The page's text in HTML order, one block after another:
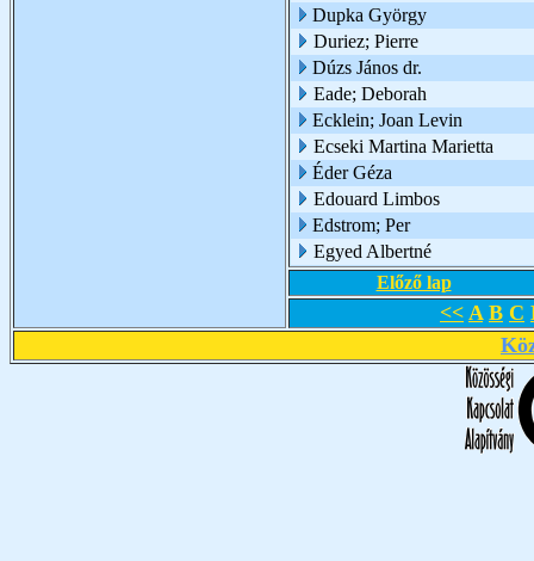
Dupka György
Duriez; Pierre
Dúzs János dr.
Eade; Deborah
Ecklein; Joan Levin
Ecseki Martina Marietta
Éder Géza
Edouard Limbos
Edstrom; Per
Egyed Albertné
Előző lap
<< A B C